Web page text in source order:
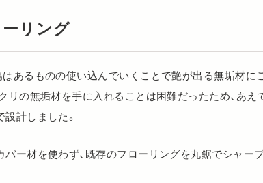
リング
あるものの使い込んでいくことで艶が出る無垢材に
リの無垢材を手に入れることは困難だったため、あえ
計しました。
ー材を使わず、既存のフローリングを丸鋸でシャー